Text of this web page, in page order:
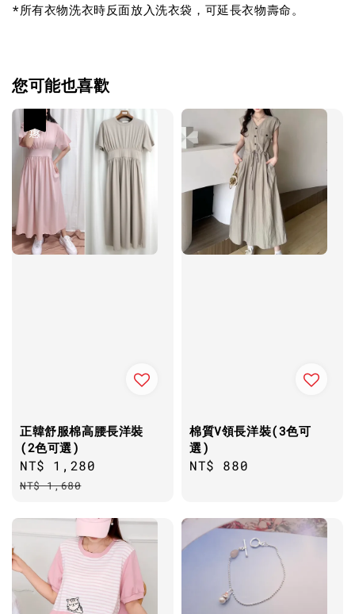
*所有衣物洗衣時反面放入洗衣袋，可延長衣物壽命。
您可能也喜歡
正韓舒服棉高腰長洋裝
(2色可選)
Sale
price
NT$ 1,280
NT$ 1,680
棉質V領長洋裝(3色可
選)
Regular
NT$ 880